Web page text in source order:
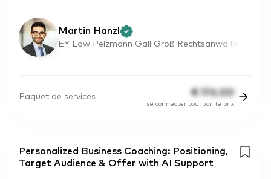
Martin Hanzl
EY Law Pelzmann Gall Größ Rechtsanwälte
Paquet de services € 176.00
se connecter pour voir le prix
Personalized Business Coaching: Positioning,
Target Audience & Offer with AI Support